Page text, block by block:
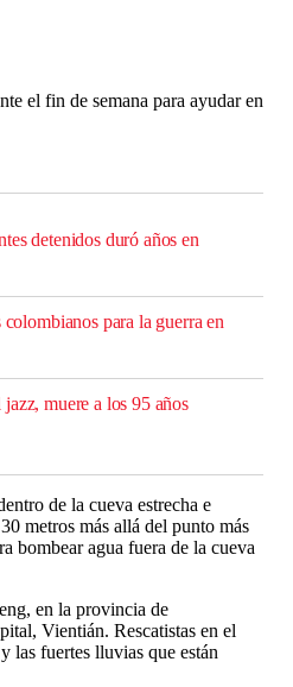
el fin de semana para ayudar en
detenidos duró años en
para la guerra en
muere a los 95 años
de la cueva estrecha e
metros más allá del punto más
bombear agua fuera de la cueva
en la provincia de
Vientián. Rescatistas en el
las fuertes lluvias que están